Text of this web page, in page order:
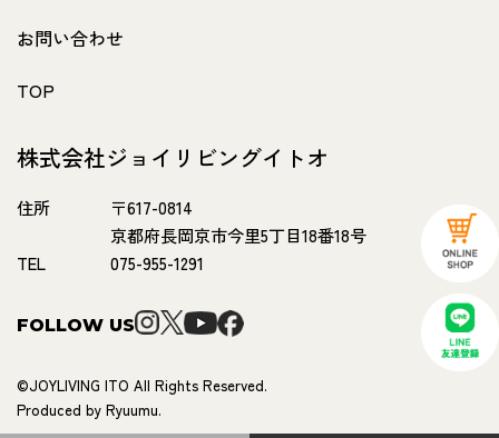
お問い合わせ
TOP
株式会社ジョイリビングイトオ
住所
〒617-0814
京都府長岡京市今里5丁目18番18号
TEL
075-955-1291
FOLLOW US
©JOYLIVING ITO All Rights Reserved.
Produced by Ryuumu.